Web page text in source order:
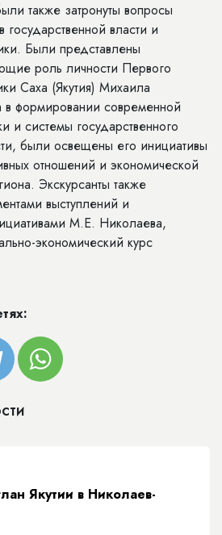
также затронуты вопросы
власти и
Были представлены
роль личности Первого
Саха (Якутия) Михаила
формировании современной
и системы государственного
были освещены его инициативы
отношений и экономической
Экскурсанты также
выступлений и
М.Е. Николаева,
экономический курс
Якутии в Николаев-